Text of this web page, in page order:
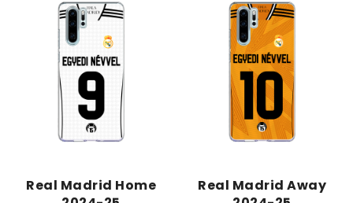
Real Madrid Home
Real Madrid Away